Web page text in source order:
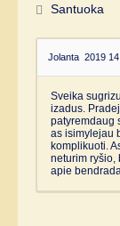
Santuoka
Jolanta 2019
Sveika
izadus.
patyremdaug
as isimylejau
komplikuoti.
neturim ryšio,
apie